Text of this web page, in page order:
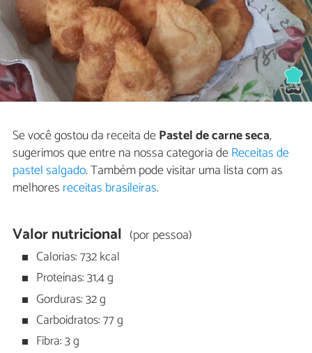
Se você gostou da receita dePastel de carne seca,
sugerimos que entre na nossa categoria deReceitas de
pastel salgado. Também pode visitar uma lista com as
melhores receitas brasileiras.
Valor nutricional (por pessoa)
Calorias: 732 kcal
Proteínas: 31,4 g
Gorduras: 32 g
Carboidratos: 77 g
Fibra: 3 g